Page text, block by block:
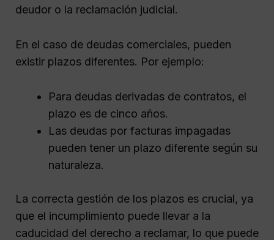
deudor o la reclamación judicial.
En el caso de deudas comerciales, pueden
existir plazos diferentes. Por ejemplo:
Para deudas derivadas de contratos, el
plazo es de cinco años.
Las deudas por facturas impagadas
pueden tener un plazo diferente según su
naturaleza.
La correcta gestión de los plazos es crucial, ya
que el incumplimiento puede llevar a la
caducidad del derecho a reclamar, lo que puede